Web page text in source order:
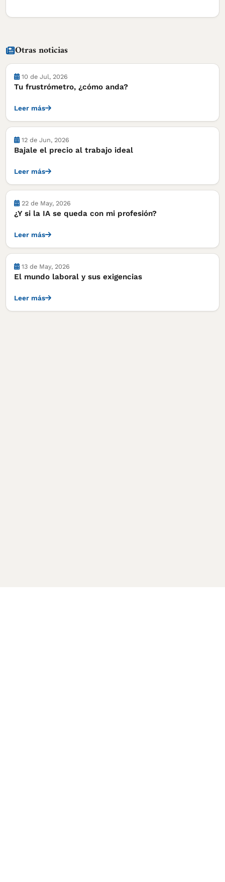
Otras noticias
10 de Jul, 2026
Tu frustrómetro, ¿cómo anda?
Leer más
Notas
12 de Jun, 2026
Bajale el precio al trabajo ideal
Leer más
22 de May, 2026
¿Y si la IA se queda con mi profesión?
Leer más
13 de May, 2026
El mundo laboral y sus exigencias
Leer más